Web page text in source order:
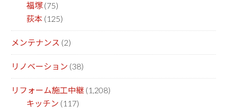
福塚 (75)
荻本 (125)
メンテナンス (2)
リノベーション (38)
リフォーム施工中継 (1,208)
キッチン (117)